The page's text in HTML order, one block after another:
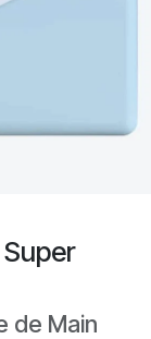
de Main